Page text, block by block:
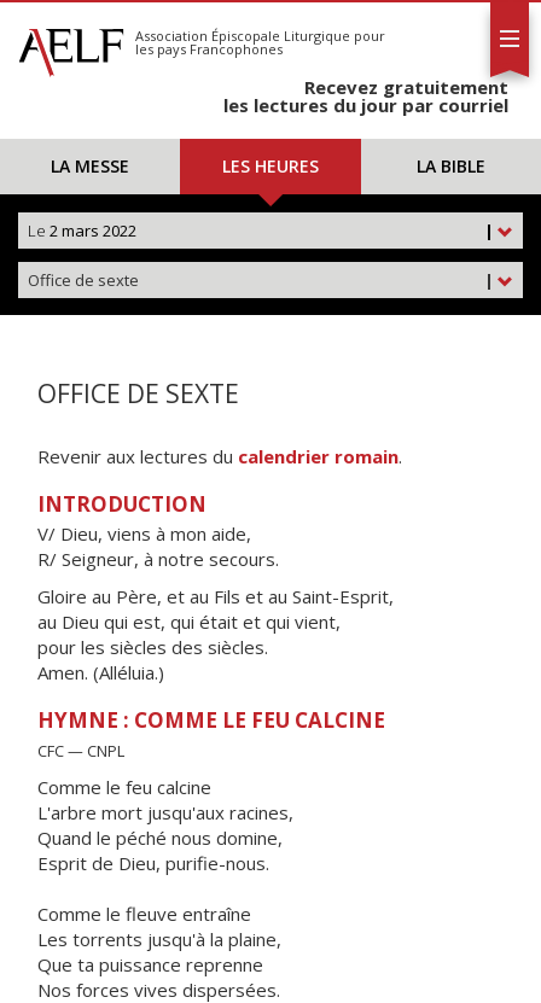
S'abonner
Calendrier
Association Épiscopale Liturgique pour
les pays Francophones
Recevez gratuitement
les lectures du jour par courriel
LA MESSE LES HEURES LA BIBLE
|
Le 2 mars 2022
|
Office de sexte
OFFICE DE SEXTE
Revenir aux lectures du calendrier romain.
INTRODUCTION
V/ Dieu, viens à mon aide,
R/ Seigneur, à notre secours.
Gloire au Père, et au Fils et au Saint-Esprit,
au Dieu qui est, qui était et qui vient,
pour les siècles des siècles.
Amen. (Alléluia.)
HYMNE : COMME LE FEU CALCINE
CFC — CNPL
Comme le feu calcine
L'arbre mort jusqu'aux racines,
Quand le péché nous domine,
Esprit de Dieu, purifie-nous.
Comme le fleuve entraîne
Les torrents jusqu'à la plaine,
Que ta puissance reprenne
Nos forces vives dispersées.